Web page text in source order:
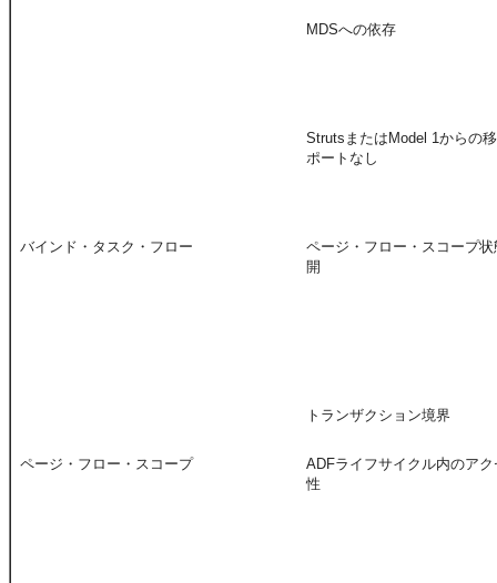
MDSへの依存
StrutsまたはModel 1からの
ポートなし
バインド・タスク・フロー
ページ・フロー・スコープ
開
トランザクション境界
ページ・フロー・スコープ
ADFライフサイクル内のア
性